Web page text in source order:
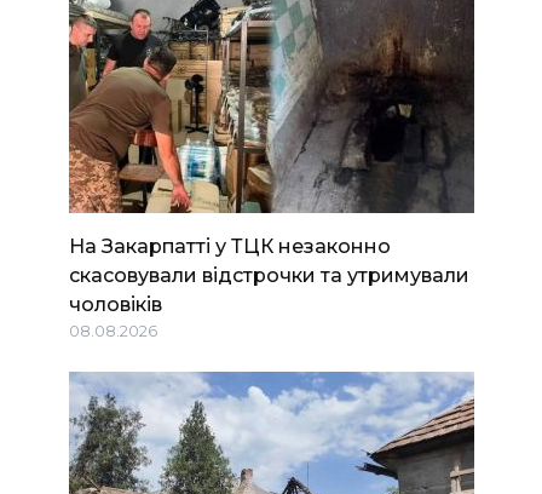
На Закарпатті у ТЦК незаконно
скасовували відстрочки та утримували
чоловіків
08.08.2026